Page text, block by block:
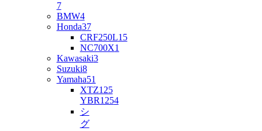
7
BMW4
Honda37
CRF250L15
NC700X1
Kawasaki3
Suzuki8
Yamaha51
XTZ125
YBR1254
シ
グ